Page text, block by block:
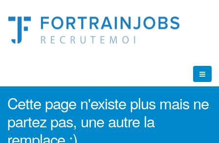
Cette page n'existe plus mais ne
partez pas, une autre la